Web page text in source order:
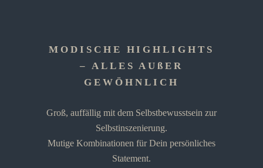
MODISCHE HIGHLIGHTS
– ALLES AUßER
GEWÖHNLICH
Groß, auffällig mit dem Selbstbewusstsein zur
Selbstinszenierung.
Mutige Kombinationen für Dein persönliches
Statement.